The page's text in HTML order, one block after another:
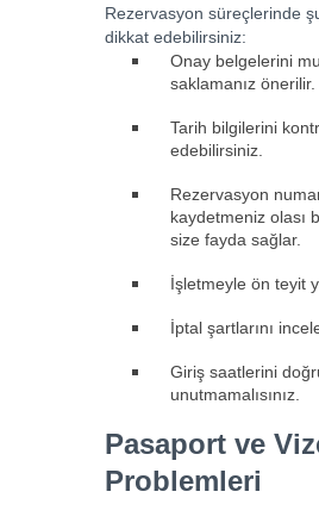
Rezervasyon süreçlerinde
dikkat edebilirsiniz:
Onay belgelerini
saklamanız önerilir.
Tarih bilgilerini
edebilirsiniz.
Rezervasyon
kaydetmeniz olası
size fayda sağlar.
İşletmeyle ön teyit
İptal şartlarını
Giriş saatlerini
unutmamalısınız.
Pasaport ve
Problemleri